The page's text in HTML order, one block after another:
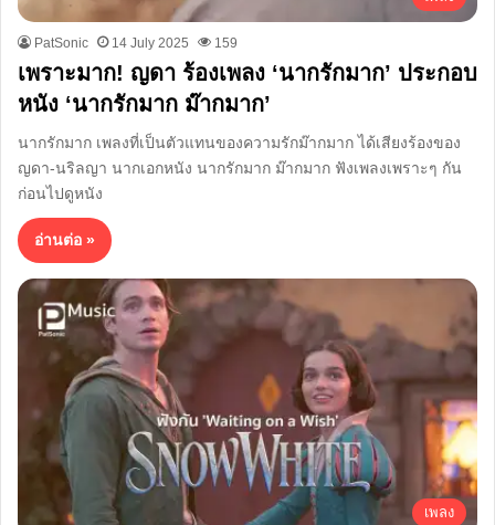
PatSonic 14 July 2025 159
เพราะมาก! ญดา ร้องเพลง ‘นากรักมาก’ ประกอบ
หนัง ‘นากรักมาก ม๊ากมาก’
นากรักมาก เพลงที่เป็นตัวแทนของความรักม๊ากมาก ได้เสียงร้องของ
ญดา-นริลญา นากเอกหนัง นากรักมาก ม๊ากมาก ฟังเพลงเพราะๆ กัน
ก่อนไปดูหนัง
อ่านต่อ »
เพลง